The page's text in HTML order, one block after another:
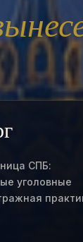
СПБ:
уголовные